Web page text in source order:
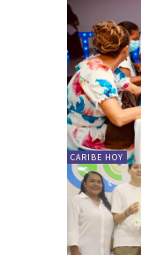
CARIBE HOY